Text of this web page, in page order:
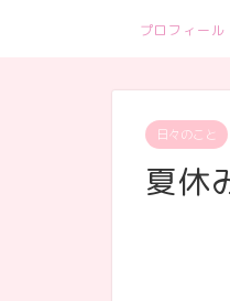
プロフィール
日々のこと
夏休